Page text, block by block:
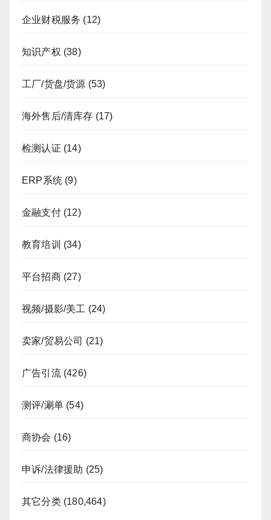
企业财税服务 (12)
知识产权 (38)
工厂/货盘/货源 (53)
海外售后/清库存 (17)
检测认证 (14)
ERP系统 (9)
金融支付(12)
教育培训 (34)
平台招商(27)
视频/摄影/美工 (24)
卖家/贸易公司 (21)
广告引流(426)
测评/涮单 (54)
商协会 (16)
申诉/法律援助 (25)
其它分类(180,464)